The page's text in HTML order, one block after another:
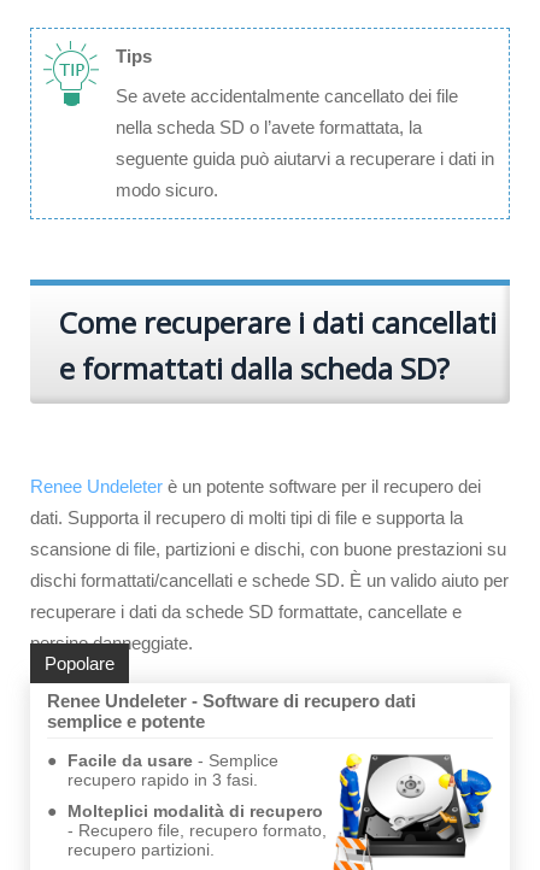
Tips
Se avete accidentalmente cancellato dei file
nella scheda SD o l’avete formattata, la
seguente guida può aiutarvi a recuperare i dati in
modo sicuro.
Come recuperare i dati cancellati
e formattati dalla scheda SD?
Renee Undeleter è un potente software per il recupero dei
dati. Supporta il recupero di molti tipi di file e supporta la
scansione di file, partizioni e dischi, con buone prestazioni su
dischi formattati/cancellati e schede SD. È un valido aiuto per
recuperare i dati da schede SD formattate, cancellate e
persino danneggiate.
Popolare
Renee Undeleter - Software di recupero dati
semplice e potente
Facile da usare
Semplice
recupero rapido in 3 fasi.
Molteplici modalità di recupero
Recupero file, recupero formato,
recupero partizioni.